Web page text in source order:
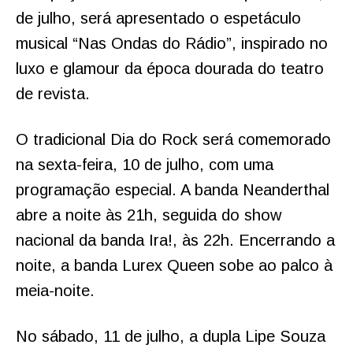
de julho, será apresentado o espetáculo
musical “Nas Ondas do Rádio”, inspirado no
luxo e glamour da época dourada do teatro
de revista.
O tradicional Dia do Rock será comemorado
na sexta-feira, 10 de julho, com uma
programação especial. A banda Neanderthal
abre a noite às 21h, seguida do show
nacional da banda Ira!, às 22h. Encerrando a
noite, a banda Lurex Queen sobe ao palco à
meia-noite.
No sábado, 11 de julho, a dupla Lipe Souza